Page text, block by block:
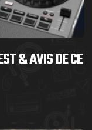
& AVIS DE CE